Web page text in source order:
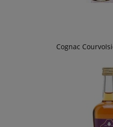
Cognac